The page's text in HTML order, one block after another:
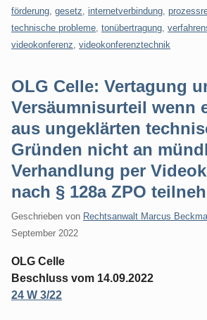
förderung gesetz internetverbindung
technische probleme tonübertragung
videokonferenz videokonferenztechnik
OLG Celle: Vertagung
Versäumnisurteil wenn
aus ungeklärten
Gründen nicht an
Verhandlung per
nach § 128a ZPO
Geschrieben von Rechtsanwalt Marcus
September 2022
OLG Celle
Beschluss vom 14.09.2022
24 W 3/22